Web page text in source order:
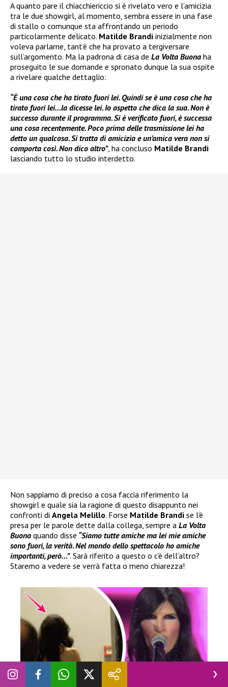
A quanto pare il chiacchiericcio si è rivelato vero e l’amicizia
tra le due showgirl, al momento, sembra essere in una fase
di stallo o comunque sta affrontando un periodo
particolarmente delicato. Matilde Brandi inizialmente non
voleva parlarne, tant’è che ha provato a tergiversare
sull’argomento. Ma la padrona di casa de La Volta Buona ha
proseguito le sue domande e spronato dunque la sua ospite
a rivelare qualche dettaglio:
“È una cosa che ha tirato fuori lei. Quindi se è una cosa che ha
tirato fuori lei…la dicesse lei. Io aspetto che dica la sua. Non è
successo durante il programma. Si è verificato fuori, è successa
una cosa recentemente. Poco prima delle trasmissione lei ha
detto un qualcosa. Si tratta di amicizia e un’amica vera non si
comporta così. Non dico altro”, ha concluso Matilde Brandi
lasciando tutto lo studio interdetto.
Non sappiamo di preciso a cosa faccia riferimento la
showgirl e quale sia la ragione di questo disappunto nei
confronti di Angela Melillo. Forse Matilde Brandi se l’è
presa per le parole dette dalla collega, sempre a La Volta
Buona quando disse “Siamo tutte amiche ma lei mie amiche
sono fuori, la verità. Nel mondo dello spettacolo ho amiche
importanti, però…”. Sarà riferito a questo o c’è dell’altro?
Staremo a vedere se verrà fatta o meno chiarezza!